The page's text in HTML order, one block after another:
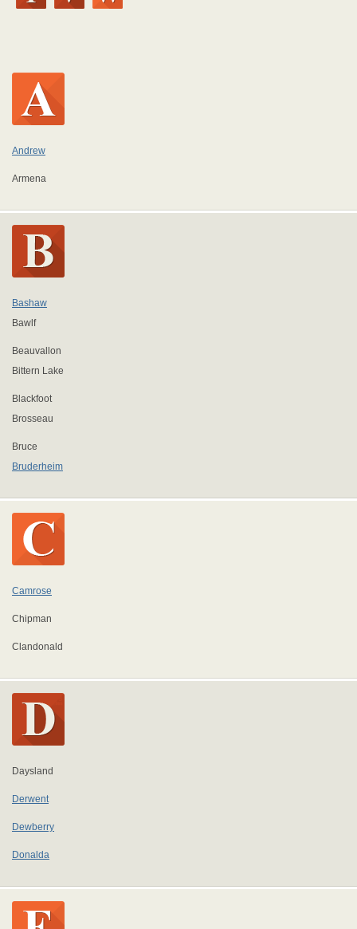
Andrew
Armena
Bashaw
Bawlf
Beauvallon
Bittern Lake
Blackfoot
Brosseau
Bruce
Bruderheim
Camrose
Chipman
Clandonald
Daysland
Derwent
Dewberry
Donalda